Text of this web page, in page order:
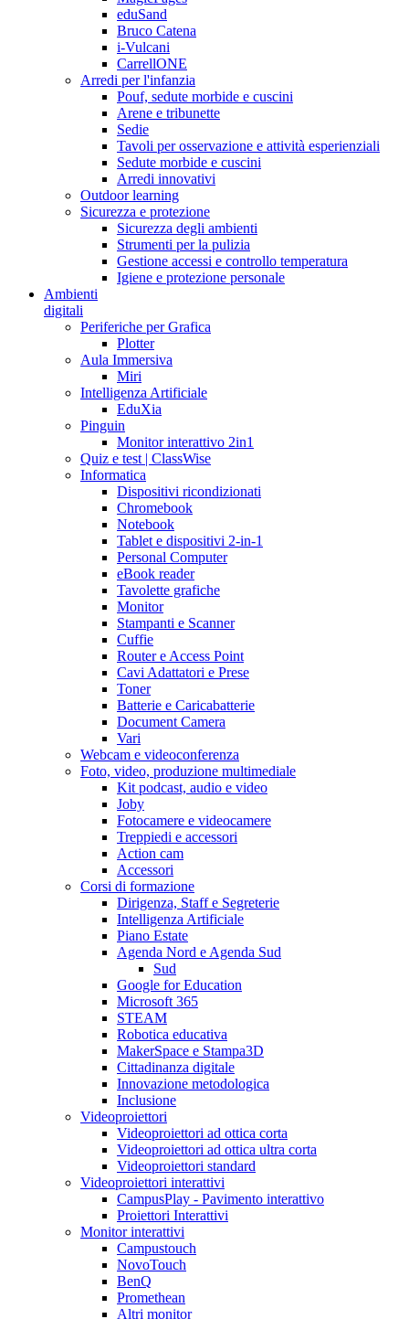
eduSand
Bruco Catena
i-Vulcani
CarrellONE
Arredi per l'infanzia
Pouf, sedute morbide e cuscini
Arene e tribunette
Sedie
Tavoli per osservazione e attività esperienziali
Sedute morbide e cuscini
Arredi innovativi
Outdoor learning
Sicurezza e protezione
Sicurezza degli ambienti
Strumenti per la pulizia
Gestione accessi e controllo temperatura
Igiene e protezione personale
Ambienti
digitali
Periferiche per Grafica
Plotter
Aula Immersiva
Miri
Intelligenza Artificiale
EduXia
Pinguin
Monitor interattivo 2in1
Quiz e test | ClassWise
Informatica
Dispositivi ricondizionati
Chromebook
Notebook
Tablet e dispositivi 2-in-1
Personal Computer
eBook reader
Tavolette grafiche
Monitor
Stampanti e Scanner
Cuffie
Router e Access Point
Cavi Adattatori e Prese
Toner
Batterie e Caricabatterie
Document Camera
Vari
Webcam e videoconferenza
Foto, video, produzione multimediale
Kit podcast, audio e video
Joby
Fotocamere e videocamere
Treppiedi e accessori
Action cam
Accessori
Corsi di formazione
Dirigenza, Staff e Segreterie
Intelligenza Artificiale
Piano Estate
Agenda Nord e Agenda Sud
Sud
Google for Education
Microsoft 365
STEAM
Robotica educativa
MakerSpace e Stampa3D
Cittadinanza digitale
Innovazione metodologica
Inclusione
Videoproiettori
Videoproiettori ad ottica corta
Videoproiettori ad ottica ultra corta
Videoproiettori standard
Videoproiettori interattivi
CampusPlay - Pavimento interattivo
Proiettori Interattivi
Monitor interattivi
Campustouch
NovoTouch
BenQ
Promethean
Altri monitor